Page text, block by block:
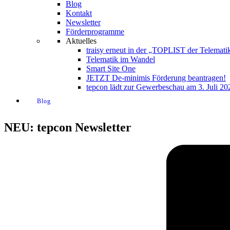
Blog
Kontakt
Newsletter
Förderprogramme
Aktuelles
traisy erneut in der „TOPLIST der
Telematik im Wandel
Smart Site One
JETZT De-minimis Förderung beantragen!
tepcon lädt zur Gewerbeschau am 3. Juli
Blog
NEU: tepcon Newsletter